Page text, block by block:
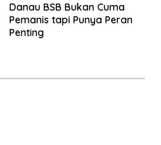
Danau BSB Bukan Cuma
Pemanis tapi Punya Peran
Penting